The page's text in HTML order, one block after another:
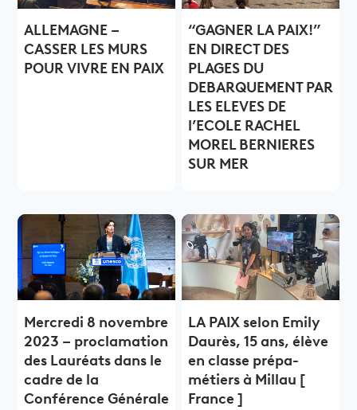
ALLEMAGNE –
CASSER LES MURS
POUR VIVRE EN PAIX
“GAGNER LA PAIX!”
EN DIRECT DES
PLAGES DU
DEBARQUEMENT PAR
LES ELEVES DE
l’ECOLE RACHEL
MOREL BERNIERES
SUR MER
Mercredi 8 novembre
2023 – proclamation
des Lauréats dans le
cadre de la
Conférence Générale
LA PAIX selon Emily
Daurès, 15 ans, élève
en classe prépa-
métiers à Millau [
France ]